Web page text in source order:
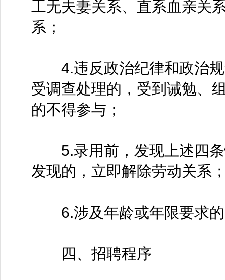
工无夫妻关系、直系血亲关
系；
4.违反政治纪律和政治规
受调查处理的，受到诫勉、
的不得参与；
5.录用前，发现上述四条
发现的，立即解除劳动关系
6.涉及年龄或年限要求的
四、招聘程序